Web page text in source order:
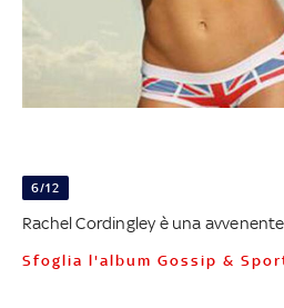
6/12
Rachel Cordingley è una
Sfoglia l'album Gossip &